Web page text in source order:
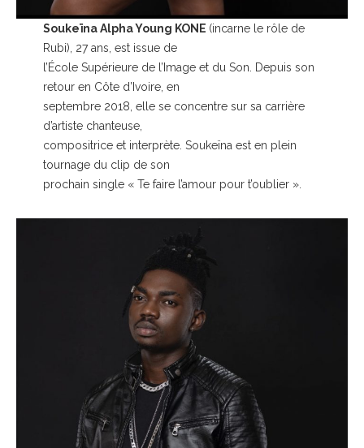
Soukeïna Alpha Young KONE (incarne le rôle de
Rubi), 27 ans, est issue de
l’École Supérieure de l’Image et du Son. Depuis son
retour en Côte d’Ivoire, en
septembre 2018, elle se concentre sur sa carrière
d’artiste chanteuse,
compositrice et interprète. Soukeïna est en plein
tournage du clip de son
prochain single « Te faire l’amour pour t’oublier ».